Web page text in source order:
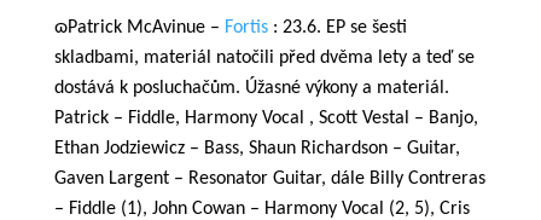
ɷPatrick McAvinue – Fortis : 23.6. EP se šesti
skladbami, materiál natočili před dvěma lety a teď se
dostává k posluchačům. Úžasné výkony a materiál.
Patrick – Fiddle, Harmony Vocal , Scott Vestal – Banjo,
Ethan Jodziewicz – Bass, Shaun Richardson – Guitar,
Gaven Largent – Resonator Guitar, dále Billy Contreras
– Fiddle (1), John Cowan – Harmony Vocal (2, 5), Cris